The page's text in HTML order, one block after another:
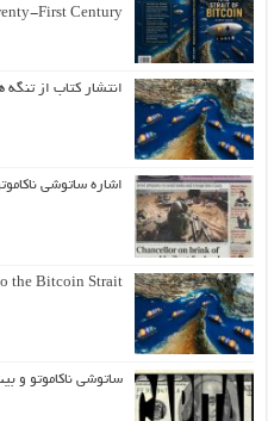
First Century
انتشار کتاب از
اشاره ساتوشی
the Bitcoin Strait
ساتوشی ناکاموتو و